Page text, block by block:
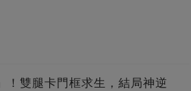
！雙腿卡門框求生，結局神逆